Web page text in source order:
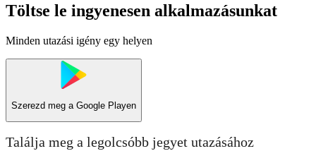
Töltse le ingyenesen alkalmazásunkat
Minden utazási igény egy helyen
Szerezd meg a Google Playen
Találja meg a legolcsóbb jegyet utazásához